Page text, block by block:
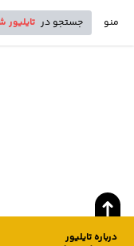
منو جستجو در تایلیور
درباره تایلیور